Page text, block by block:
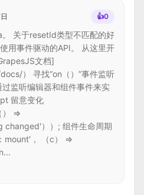
👍0
关于resetId类型不匹配的好
用事件驱动的API。 从这里开
文档]
） 寻找“on（）”事件监听
监听编辑器和组件事件来实
留意变化
=>
changed'））; 组件生命周期
， （c） =>